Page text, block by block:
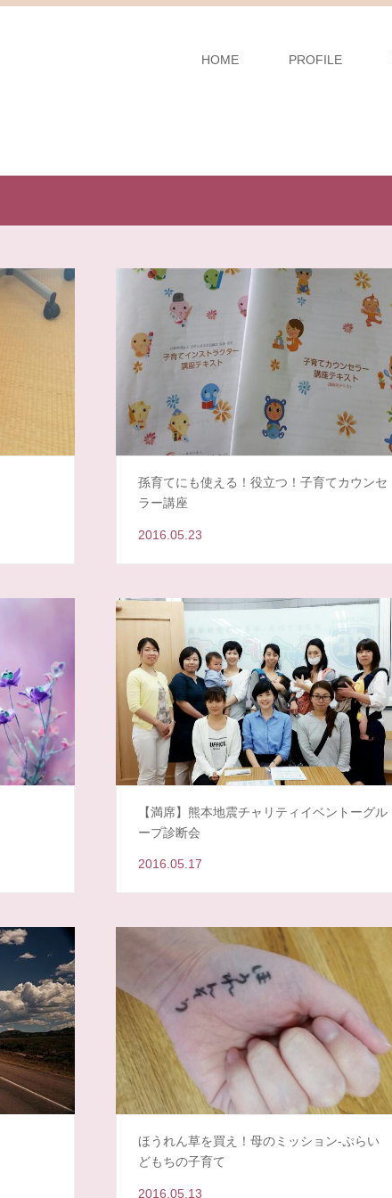
HOME PROFILE
孫育てにも使える！役立つ！子育てカウンセ
ラー講座
2016.05.23
【満席】熊本地震チャリティイベントーグル
ープ診断会
2016.05.17
ほうれん草を買え！母のミッション-ぷらい
どもちの子育て
2016.05.13